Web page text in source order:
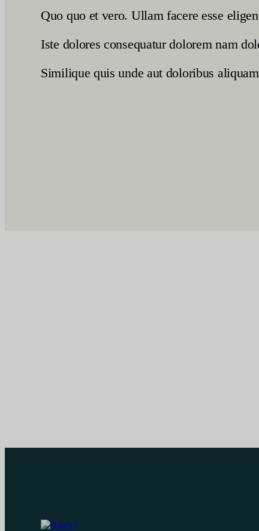
Quo quo et vero. Ullam facere esse
Iste dolores consequatur dolorem nam
Similique quis unde aut doloribus